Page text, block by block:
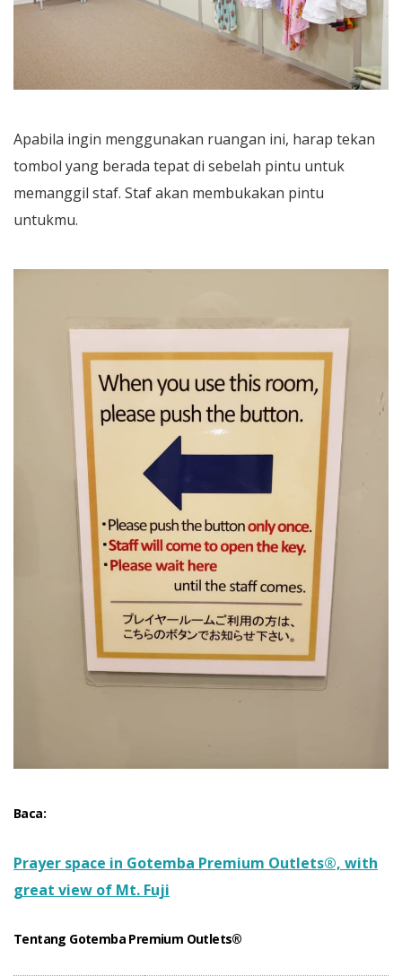
Apabila ingin menggunakan ruangan ini, harap tekan
tombol yang berada tepat di sebelah pintu untuk
memanggil staf. Staf akan membukakan pintu
untukmu.
Baca:
Prayer space in Gotemba Premium Outlets®︎, with
great view of Mt. Fuji
Tentang Gotemba Premium Outlets®